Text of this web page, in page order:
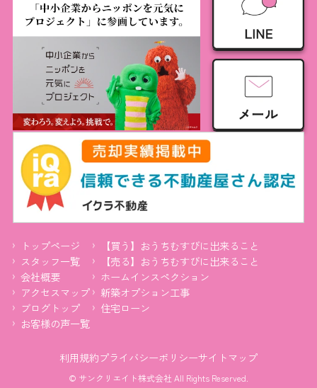
トップページ
【買う】おうちむすびに出来ること
スタッフ一覧
【売る】おうちむすびに出来ること
会社概要
ホームインスペクション
アクセスマップ
新築オプション工事
ブログトップ
住宅ローン
お客様の声一覧
利用規約プライバシーポリシーサイトマップ
© サンクリエイト株式会社 All Rights Reserved.